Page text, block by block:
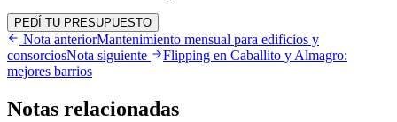
PEDÍ TU PRESUPUESTO
Nota anteriorMantenimiento mensual para edificios y
consorciosNota siguiente
Flipping en Caballito y Almagro:
mejores barrios
Notas relacionadas